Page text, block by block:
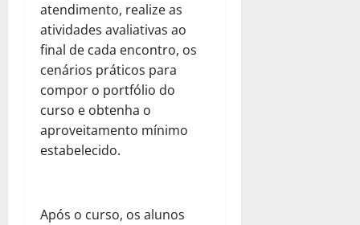
atendimento, realize as
atividades avaliativas ao
final de cada encontro, os
cenários práticos para
compor o portfólio do
curso e obtenha o
aproveitamento mínimo
estabelecido.
Após o curso, os alunos